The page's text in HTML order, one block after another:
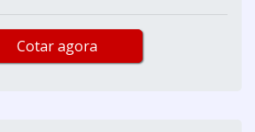
Cotar agora